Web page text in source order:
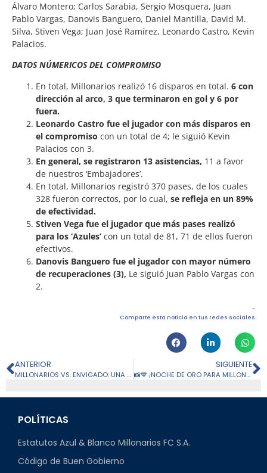
Álvaro Montero; Carlos Sarabia, Sergio Mosquera, Juan
Pablo Vargas, Danovis Banguero, Daniel Mantilla, David M.
Silva, Stiven Vega; Juan José Ramírez, Leonardo Castro, Kevin
Palacios.
DATOS NÚMERICOS DEL COMPROMISO
En total, Millonarios realizó 16 disparos en total. 6 con
dirección al arco, 3 que terminaron en gol y 6 por
fuera.
Leonardo Castro fue el jugador con más disparos en
el compromiso con un total de 4; le siguió Kevin
Palacios con 3.
En general, se registraron 13 asistencias, 11 a favor
de nuestros ‘Embajadores’.
En total, Millonarios registró 370 pases, de los cuales
328 fueron correctos, por lo cual, se refleja en un 89%
de efectividad.
Stiven Vega fue el jugador que más pases realizó
para los ‘Azules’ con un total de 81, 71 de ellos fueron
efectivos.
Danovis Banguero fue el jugador con mayor número
de recuperaciones (3), Le siguió Juan Pablo Vargas con
2.
Comparte esta noticia en tus redes sociales
ANTERIOR
MILLONARIOS VS. ENVIGADO: UNA NUEVA FECHA
SIGUIENTE
📸💙 ¡NOCHE DE ORO PARA MILLONARIOS! IMÁGENES DE LA VICTORIA CONTRA ENVIGADO
POLÍTICAS
Estatutos Azul & Blanco Millonarios FC S.A.
Código de Buen Gobierno